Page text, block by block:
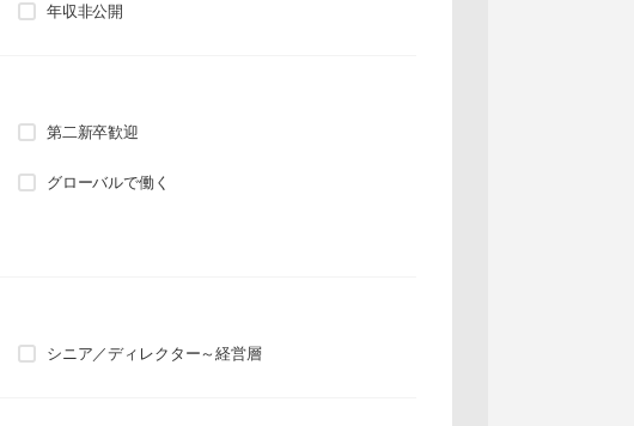
年収非公開
第二新卒歓迎
グローバルで働く
シニア／ディレクター～経営層